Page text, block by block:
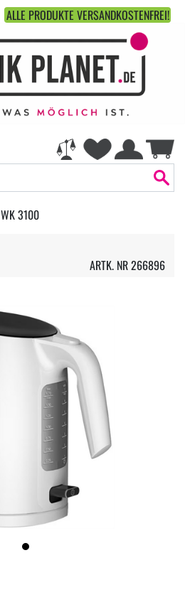
ALLE PRODUKTE VERSANDKOSTENFREI!
WK 3100
ARTK. NR 266896